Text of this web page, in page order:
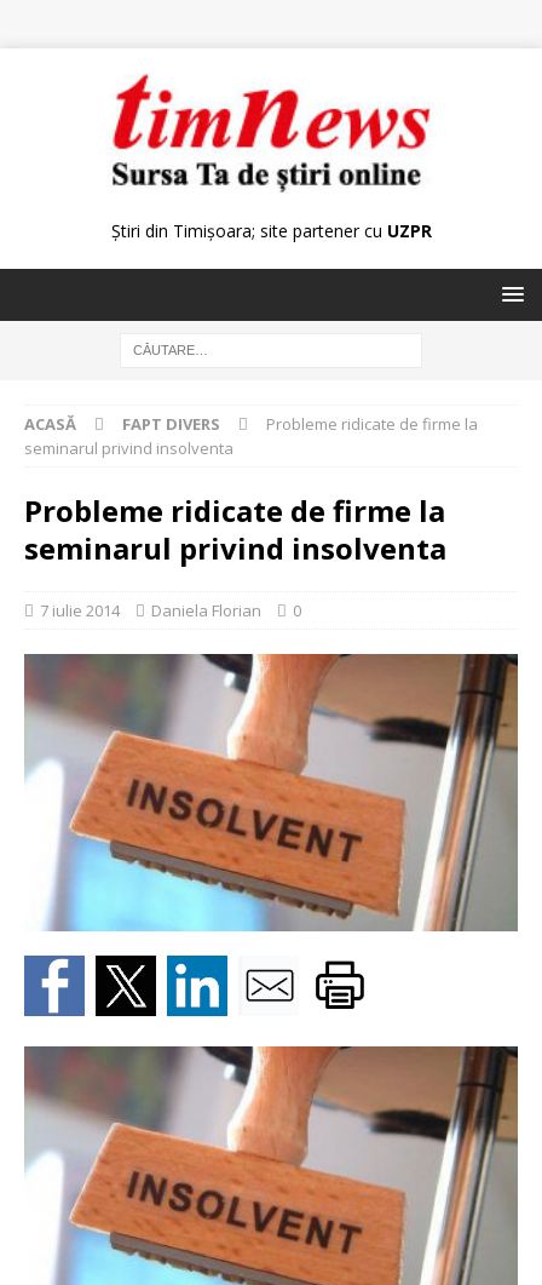
Știri din Timișoara; site partener cu UZPR
ACASĂ FAPT DIVERS
Probleme ridicate de firme la
seminarul privind insolventa
Probleme ridicate de firme la
seminarul privind insolventa
7 iulie 2014 Daniela Florian 0